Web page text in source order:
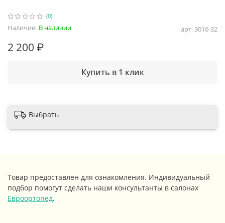
(0)
арт.3016-32
Наличие: В наличии
2 200 ₽
Купить в 1 клик
Выбрать
Товар предоставлен для ознакомления. Индивидуальный
подбор помогут сделать наши консультанты в салонах
Евроортопед.